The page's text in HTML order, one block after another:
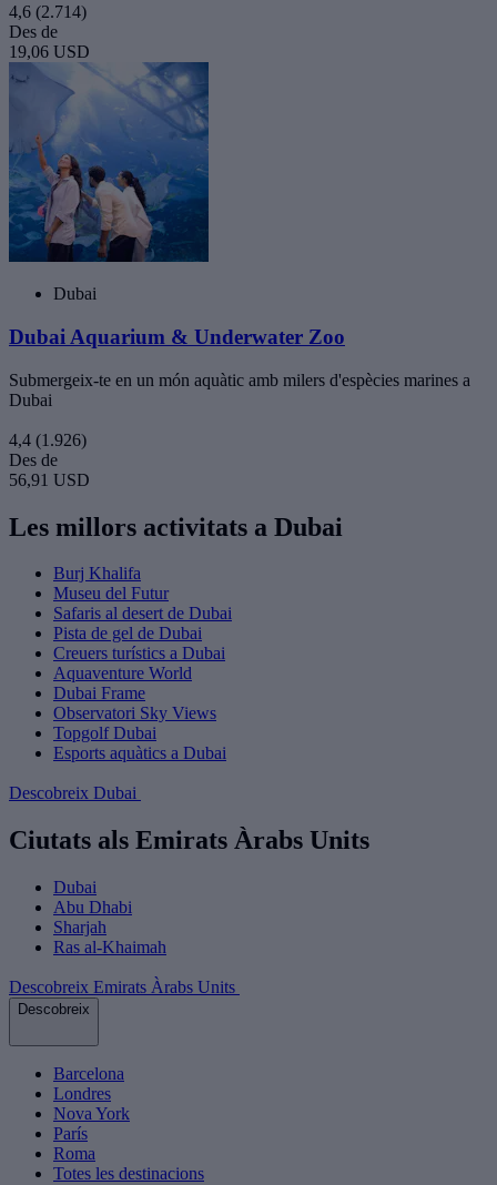
4,6 (2.714)
Des de
19,06 USD
Dubai
Dubai Aquarium & Underwater Zoo
Submergeix-te en un món aquàtic amb milers d'espècies marines a
Dubai
4,4 (1.926)
Des de
56,91 USD
Les millors activitats a Dubai
Burj Khalifa
Museu del Futur
Safaris al desert de Dubai
Pista de gel de Dubai
Creuers turístics a Dubai
Aquaventure World
Dubai Frame
Observatori Sky Views
Topgolf Dubai
Esports aquàtics a Dubai
Descobreix Dubai
Ciutats als Emirats Àrabs Units
Dubai
Abu Dhabi
Sharjah
Ras al-Khaimah
Descobreix Emirats Àrabs Units
Descobreix
Barcelona
Londres
Nova York
París
Roma
Totes les destinacions